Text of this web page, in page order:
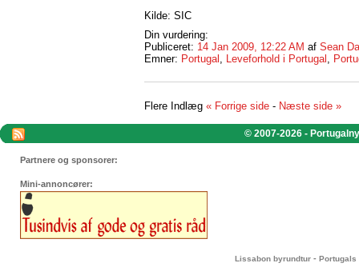
Kilde: SIC
Din vurdering:
Publiceret: 14 Jan 2009, 12:22 AM af Sean
Emner: Portugal Leveforhold i Portugal
Flere Indlæg « Forrige side - Næste side »
© 2007-2026 -
Partnere og sponsorer:
Mini-annoncører:
Lissabon byrundtur - Portugals